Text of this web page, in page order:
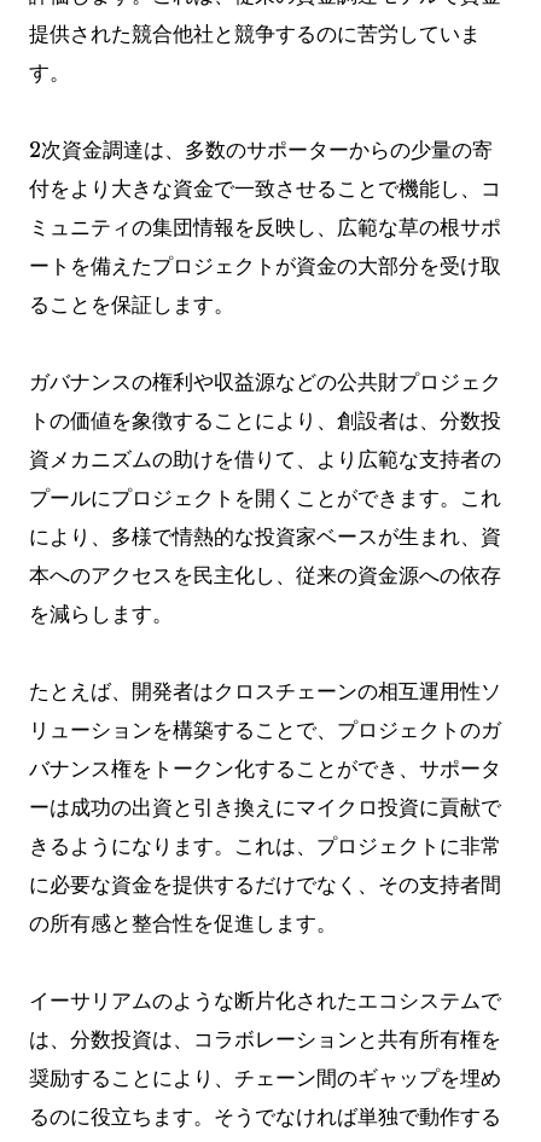
提供された競合他社と競争するのに苦労していま
す。
2次資金調達は、多数のサポーターからの少量の寄
付をより大きな資金で一致させることで機能し、コ
ミュニティの集団情報を反映し、広範な草の根サポ
ートを備えたプロジェクトが資金の大部分を受け取
ることを保証します。
ガバナンスの権利や収益源などの公共財プロジェク
トの価値を象徴することにより、創設者は、分数投
資メカニズムの助けを借りて、より広範な支持者の
プールにプロジェクトを開くことができます。これ
により、多様で情熱的な投資家ベースが生まれ、資
本へのアクセスを民主化し、従来の資金源への依存
を減らします。
たとえば、開発者はクロスチェーンの相互運用性ソ
リューションを構築することで、プロジェクトのガ
バナンス権をトークン化することができ、サポータ
ーは成功の出資と引き換えにマイクロ投資に貢献で
きるようになります。これは、プロジェクトに非常
に必要な資金を提供するだけでなく、その支持者間
の所有感と整合性を促進します。
イーサリアムのような断片化されたエコシステムで
は、分数投資は、コラボレーションと共有所有権を
奨励することにより、チェーン間のギャップを埋め
るのに役立ちます。そうでなければ単独で動作する